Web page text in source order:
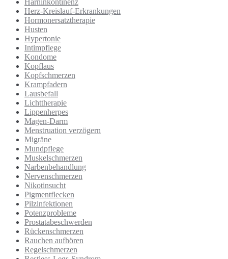
Harninkontinenz
Herz-Kreislauf-Erkrankungen
Hormonersatztherapie
Husten
Hypertonie
Intimpflege
Kondome
Kopflaus
Kopfschmerzen
Krampfadern
Lausbefall
Lichttherapie
Lippenherpes
Magen-Darm
Menstruation verzögern
Migräne
Mundpflege
Muskelschmerzen
Narbenbehandlung
Nervenschmerzen
Nikotinsucht
Pigmentflecken
Pilzinfektionen
Potenzprobleme
Prostatabeschwerden
Rückenschmerzen
Rauchen aufhören
Regelschmerzen